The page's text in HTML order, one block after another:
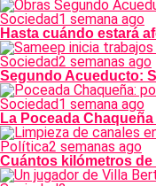
Sociedad1 semana ago
Hasta cuándo estará
Sociedad2 semanas ago
Segundo Acueducto:
Sociedad1 semana ago
La Poceada
Política2 semanas ago
Cuántos kilómetros